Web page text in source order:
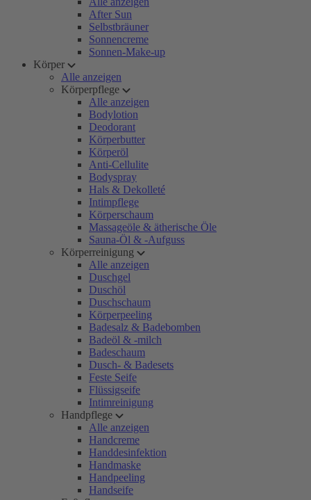
After Sun
Selbstbräuner
Sonnencreme
Sonnen-Make-up
Körper
Alle anzeigen
Körperpflege
Alle anzeigen
Bodylotion
Deodorant
Körperbutter
Körperöl
Anti-Cellulite
Bodyspray
Hals & Dekolleté
Intimpflege
Körperschaum
Massageöle & ätherische Öle
Sauna-Öl & -Aufguss
Körperreinigung
Alle anzeigen
Duschgel
Duschöl
Duschschaum
Körperpeeling
Badesalz & Badebomben
Badeöl & -milch
Badeschaum
Dusch- & Badesets
Feste Seife
Flüssigseife
Intimreinigung
Handpflege
Alle anzeigen
Handcreme
Handdesinfektion
Handmaske
Handpeeling
Handseife